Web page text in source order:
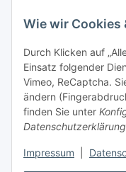
Wie wir Cookies
Durch Klicken auf
Einsatz folgender
Vimeo, ReCaptcha.
ändern
finden Sie unter
Datenschutzerklärung
Impressum